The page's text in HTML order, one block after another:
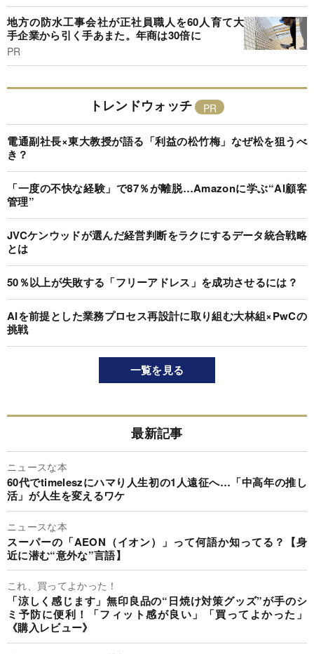
地方の防水工事会社が正社員職人を60人育て大
手企業から引く手あまた。年商は30倍に
PR
トレンドウォッチ
電通副社長×東大教授が語る「利益の松竹梅」なぜ松を狙うべ
き？
「一度の不快な経験」で87％が離脱…Amazonに学ぶ“AI顧客
管理”
JVCケンウッドが選んだ経営判断をラクにするデータ統合戦略
とは
50％以上が失敗する「フリーアドレス」を成功させるには？
AIを前提とした業務プロセス再設計に取り組む大林組×PwCの
挑戦
一覧を見る
最新記事
ニュースな本
60代でtimeleszにハマり人生初の1人遠征へ…「中高年の推し
活」が人生を変えるワケ
ニュースな本
スーパーの「AEON（イオン）」って何語か知ってる？【身
近に潜む“意外な”言語】
これ、買ってよかった！
「涼しく感じます」無印良品の“日焼け対策グッズ”が手のシ
ミ予防に便利！「フィット感が良い」「買ってよかった」
《購入レビュー》